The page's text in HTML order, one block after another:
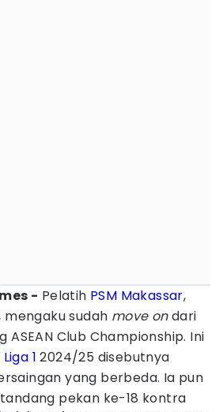
- Pelatih PSM Makassar,
sudah move ondari
ASEAN Club Championship. Ini
Liga 1 2024/25 disebutnya
yang berbeda. Ia pun
pekan ke-18 kontra